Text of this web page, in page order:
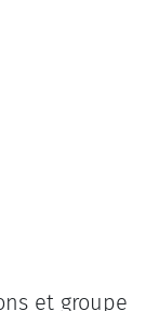
et groupe